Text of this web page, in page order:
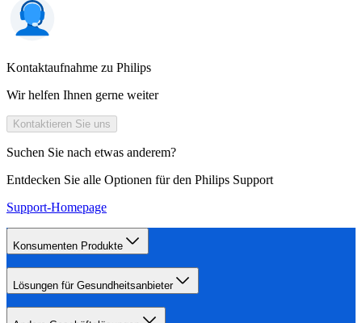
Kontaktaufnahme zu Philips
Wir helfen Ihnen gerne weiter
Kontaktieren Sie uns
Suchen Sie nach etwas anderem?
Entdecken Sie alle Optionen für den Philips Support
Support-Homepage
Konsumenten Produkte
Lösungen für Gesundheitsanbieter